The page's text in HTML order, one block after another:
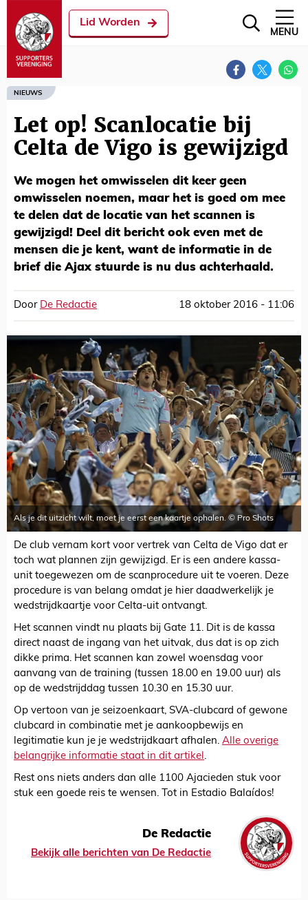
Lid Worden
MENU
NIEUWS
Let op! Scanlocatie bij
Celta de Vigo is gewijzigd
We mogen het omwisselen dit keer geen
omwisselen noemen, maar het is goed om mee
te delen dat de locatie van het scannen is
gewijzigd! Deel dit bericht ook even met de
mensen die je kent, want de informatie in de
brief die Ajax stuurde is nu dus achterhaald.
Door De Redactie 18 oktober 2016 - 11:06
Als je dit uitzicht wilt, moet je eerst een kaartje ophalen. © Pro Shots
De club vernam kort voor vertrek van Celta de Vigo dat er
toch wat plannen zijn gewijzigd. Er is een andere kassa-
unit toegewezen om de scanprocedure uit te voeren. Deze
procedure is van belang omdat je hier daadwerkelijk je
wedstrijdkaartje voor Celta-uit ontvangt.
Het scannen vindt nu plaats bij Gate 11. Dit is de kassa
direct naast de ingang van het uitvak, dus dat is op zich
dikke prima. Het scannen kan zowel woensdag voor
aanvang van de training (tussen 18.00 en 19.00 uur) als
op de wedstrijddag tussen 10.30 en 15.30 uur.
Op vertoon van je seizoenkaart, SVA-clubcard of gewone
clubcard in combinatie met je aankoopbewijs en
legitimatie kun je je wedstrijdkaart afhalen. Alle overige
belangrijke informatie staat in dit artikel.
Rest ons niets anders dan alle 1100 Ajacieden stuk voor
stuk een goede reis te wensen. Tot in Estadio Balaídos!
De Redactie
Bekijk alle berichten van De Redactie